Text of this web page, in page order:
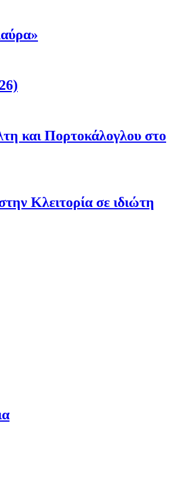
και Πορτοκάλογλου στο
Κλειτορία σε ιδιώτη